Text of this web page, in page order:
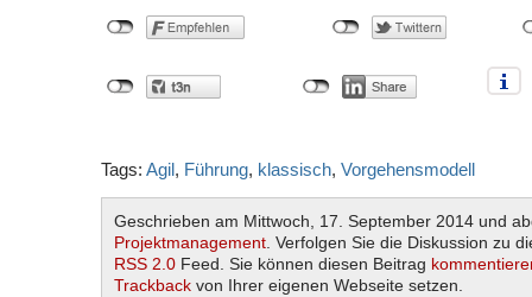
Tags: Agil, Führung, klassisch, Vorgehensmodell
Geschrieben am Mittwoch, 17. September 2014 und
Projektmanagement. Verfolgen Sie die Diskussion zu
RSS 2.0 Feed. Sie können diesen Beitrag
Trackback von Ihrer eigenen Webseite setzen.